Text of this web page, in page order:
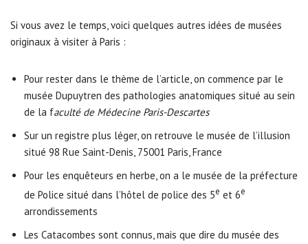
Si vous avez le temps, voici quelques autres idées de musées
originaux à visiter à Paris :
Pour rester dans le thème de l’article, on commence par le
musée Dupuytren des pathologies anatomiques situé au sein
de la faculté de Médecine Paris-Descartes
Sur un registre plus léger, on retrouve le musée de l’illusion
situé 98 Rue Saint-Denis, 75001 Paris, France
Pour les enquêteurs en herbe, on a le musée de la préfecture
de Police situé dans l’hôtel de police des 5e et 6e
arrondissements
Les Catacombes sont connus, mais que dire du musée des